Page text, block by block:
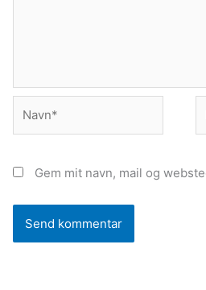
Gem mit navn, mail og